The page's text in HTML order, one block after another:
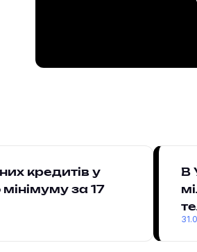
кредитів у
за 17
В